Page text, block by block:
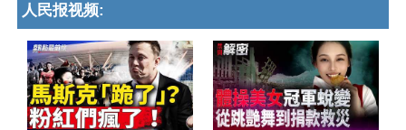
人民报视频: